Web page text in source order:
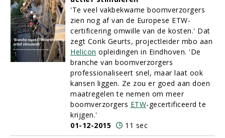
'Te veel vakbekwame boomverzorgers
zien nog af van de Europese ETW-
certificering omwille van de kosten.' Dat
zegt Corik Geurts, projectleider mbo aan
Helicon opleidingen in Eindhoven. 'De
branche van boomverzorgers
professionaliseert snel, maar laat ook
kansen liggen. Ze zou er goed aan doen
maatregelen te nemen om meer
boomverzorgers ETW-gecertificeerd te
krijgen.'
01-12-2015
11 sec